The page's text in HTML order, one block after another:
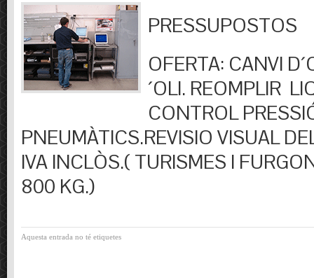
PRESSUPOSTOS
OFERTA: CANVI
´OLI. REOMPLIR
CONTROL
PNEUMÀTICS.REVISIO VISUAL
IVA INCLÒS.( TURISMES I
800 KG.)
Aquesta entrada no té etiquetes